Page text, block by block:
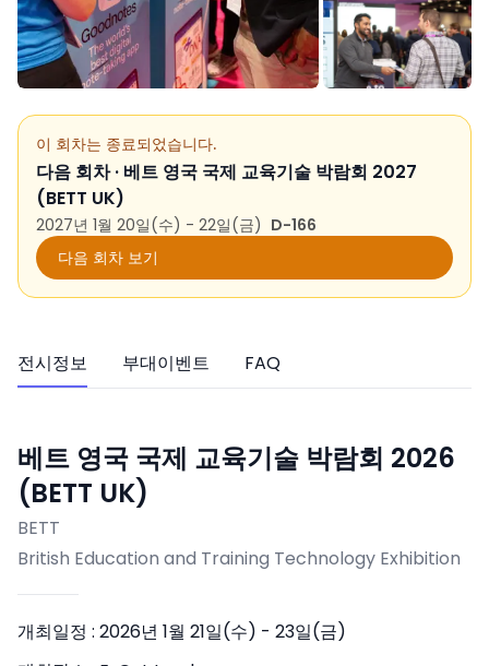
이 회차는 종료되었습니다.
다음 회차 · 베트 영국 국제 교육기술 박람회 2027
(BETT UK)
2027년 1월 20일(수) - 22일(금) D-166
다음 회차 보기
전시정보 부대이벤트 FAQ
베트 영국 국제 교육기술 박람회 2026
(BETT UK)
BETT
British Education and Training Technology Exhibition
개최일정 : 2026년 1월 21일(수) - 23일(금)